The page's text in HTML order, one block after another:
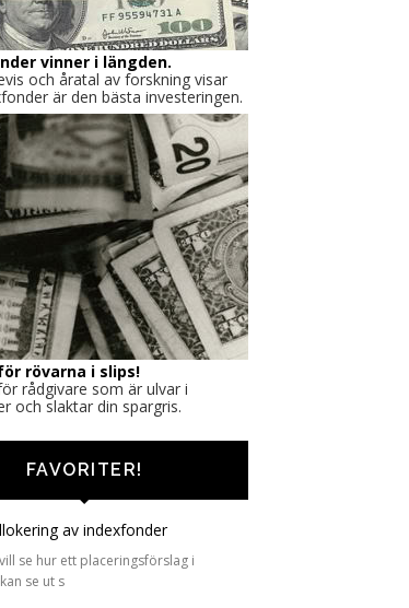
vinner i längden.
och åratal av forskning visar
är den bästa investeringen.
rövarna i slips!
rådgivare som är ulvar i
och slaktar din spargris.
FAVORITER!
av indexfonder
se hur ett placeringsförslag i
se ut s